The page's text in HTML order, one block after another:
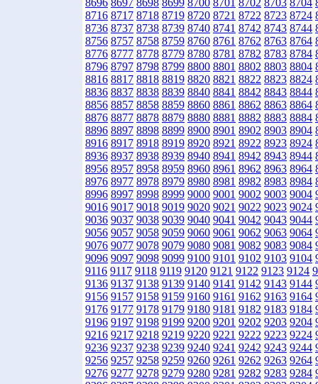
8696 8697 8698 8699 8700 8701 8702 8703 8704
8716 8717 8718 8719 8720 8721 8722 8723 8724
8736 8737 8738 8739 8740 8741 8742 8743 8744
8756 8757 8758 8759 8760 8761 8762 8763 8764
8776 8777 8778 8779 8780 8781 8782 8783 8784
8796 8797 8798 8799 8800 8801 8802 8803 8804
8816 8817 8818 8819 8820 8821 8822 8823 8824
8836 8837 8838 8839 8840 8841 8842 8843 8844
8856 8857 8858 8859 8860 8861 8862 8863 8864
8876 8877 8878 8879 8880 8881 8882 8883 8884
8896 8897 8898 8899 8900 8901 8902 8903 8904
8916 8917 8918 8919 8920 8921 8922 8923 8924
8936 8937 8938 8939 8940 8941 8942 8943 8944
8956 8957 8958 8959 8960 8961 8962 8963 8964
8976 8977 8978 8979 8980 8981 8982 8983 8984
8996 8997 8998 8999 9000 9001 9002 9003 9004
9016 9017 9018 9019 9020 9021 9022 9023 9024
9036 9037 9038 9039 9040 9041 9042 9043 9044
9056 9057 9058 9059 9060 9061 9062 9063 9064
9076 9077 9078 9079 9080 9081 9082 9083 9084
9096 9097 9098 9099 9100 9101 9102 9103 9104
9116 9117 9118 9119 9120 9121 9122 9123 9124
9136 9137 9138 9139 9140 9141 9142 9143 9144
9156 9157 9158 9159 9160 9161 9162 9163 9164
9176 9177 9178 9179 9180 9181 9182 9183 9184
9196 9197 9198 9199 9200 9201 9202 9203 9204
9216 9217 9218 9219 9220 9221 9222 9223 9224
9236 9237 9238 9239 9240 9241 9242 9243 9244
9256 9257 9258 9259 9260 9261 9262 9263 9264
9276 9277 9278 9279 9280 9281 9282 9283 9284